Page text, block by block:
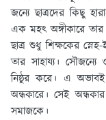
জন্যে ছাত্রদের কিছু
এক মহৎ অঙ্গীকারে
ছাত্র শুধু শিক্ষকের
তার সাহায্য। সৌজন্যে
নিষ্ঠুর করে। এ
অন্ধকারে। সেই
সমাজকে।